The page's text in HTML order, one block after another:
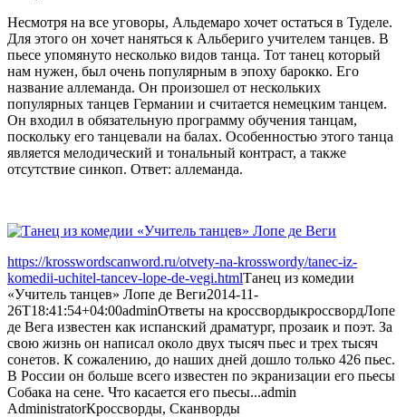
Несмотря на все уговоры, Альдемаро хочет остаться в Туделе.
Для этого он хочет наняться к Альбериго учителем танцев. В
пьесе упомянуто несколько видов танца. Тот танец который
нам нужен, был очень популярным в эпоху барокко. Его
название аллеманда. Он произошел от нескольких
популярных танцев Германии и считается немецким танцем.
Он входил в обязательную программу обучения танцам,
поскольку его танцевали на балах. Особенностью этого танца
является мелодический и тональный контраст, а также
отсутствие синкоп. Ответ: аллеманда.
https://krosswordscanword.ru/otvety-na-krosswordy/tanec-iz-
komedii-uchitel-tancev-lope-de-vegi.htmlТанец из комедии
«Учитель танцев» Лопе де Веги2014-11-
26T18:41:54+04:00adminОтветы на кроссвордыкроссвордЛопе
де Вега известен как испанский драматург, прозаик и поэт. За
свою жизнь он написал около двух тысяч пьес и трех тысяч
сонетов. К сожалению, до наших дней дошло только 426 пьес.
В России он больше всего известен по экранизации его пьесы
Собака на сене. Что касается его пьесы...admin
AdministratorКроссворды, Сканворды